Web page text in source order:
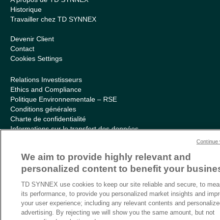
Historique
Travailler chez TD SYNNEX
Devenir Client
Contact
Cookies Settings
Relations Investisseurs
Ethics and Compliance
Politique Environnementale – RSE
Conditions générales
Charte de confidentialité
Informations sur le transfert des données
We aim to provide highly relevant and
personalized content to benefit your
TD SYNNEX use cookies to keep our site reliable and secure, to
its performance, to provide you personalized market insights and
your user experience; including any relevant contents and
advertising. By rejecting we will show you the same amount, but not
Continue